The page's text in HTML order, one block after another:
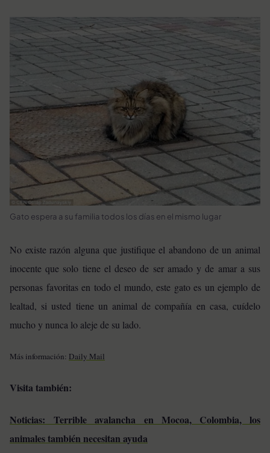
Gato espera a su familia todos los días en el mismo lugar
No existe razón alguna que justifique el abandono de un animal
inocente que solo tiene el deseo de ser amado y de amar a sus
personas favoritas en todo el mundo, este gato es un ejemplo de
lealtad, si usted tiene un animal de compañía en casa, cuídelo
mucho y nunca lo aleje de su lado.
Más información: Daily Mail
Visita también:
Noticias: Terrible avalancha en Mocoa, Colombia, los
animales también necesitan ayuda